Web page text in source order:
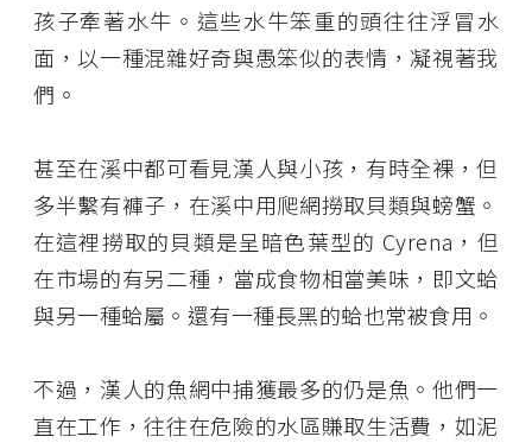
孩子牽著水牛。這些水牛笨重的頭往往浮冒水
面，以一種混雜好奇與愚笨似的表情，凝視著我
們。
甚至在溪中都可看見漢人與小孩，有時全裸，但
多半繫有褲子，在溪中用爬網撈取貝類與螃蟹。
在這裡撈取的貝類是呈暗色葉型的 Cyrena，但
在市場的有另二種，當成食物相當美味，即文蛤
與另一種蛤屬。還有一種長黑的蛤也常被食用。
不過，漢人的魚網中捕獲最多的仍是魚。他們一
直在工作，往往在危險的水區賺取生活費，如泥